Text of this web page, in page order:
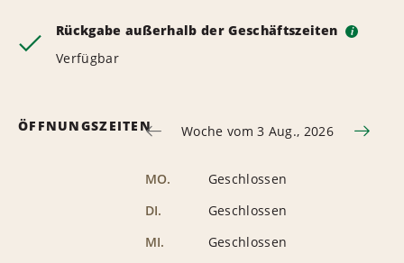
Rückgabe außerhalb der Geschäftszeiten i
Verfügbar
ÖFFNUNGSZEITEN Woche vom 3 Aug., 2026
MO.
Geschlossen
DI.
Geschlossen
MI.
Geschlossen